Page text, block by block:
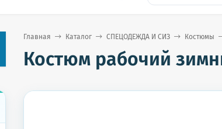
Главная Каталог СПЕЦОДЕЖДА И СИЗ Костюмы
Костюм рабочий